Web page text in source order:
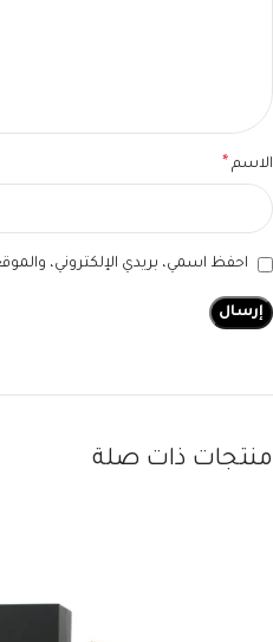
الاسم *
احفظ اسمي، بريدي الإلكتروني،
منتجات ذات صلة